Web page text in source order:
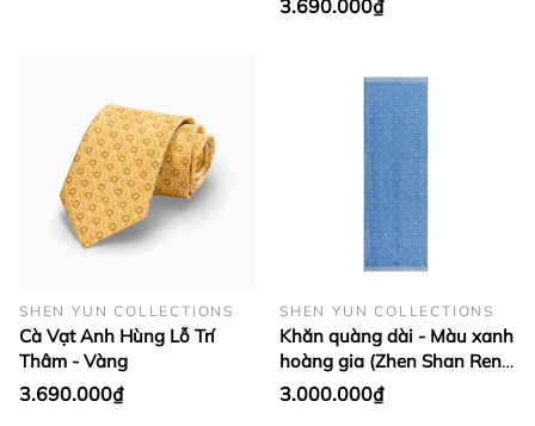
3.690.000₫
SHEN YUN COLLECTIONS
Cà Vạt Anh Hùng Lỗ Trí
Thâm - Vàng
3.690.000₫
SHEN YUN COLLECTIONS
Khăn quàng dài - Màu xanh
hoàng gia (Zhen Shan Ren
Royal)
3.000.000₫